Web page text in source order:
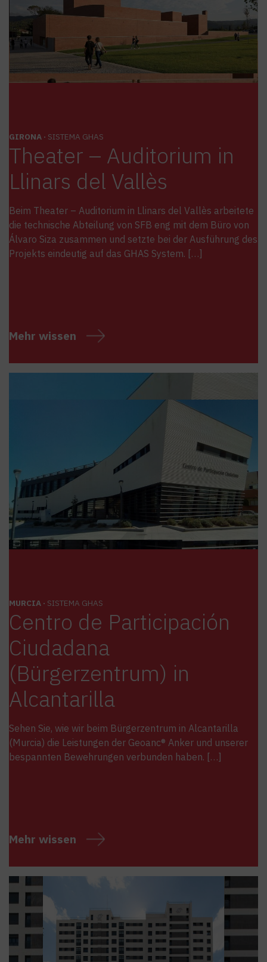
GIRONA · SISTEMA GHAS
Theater – Auditorium in
Llinars del Vallès
Beim Theater – Auditorium in Llinars del Vallès arbeitete
die technische Abteilung von SFB eng mit dem Büro von
Álvaro Siza zusammen und setzte bei der Ausführung des
Projekts eindeutig auf das GHAS System. […]
Mehr wissen
MURCIA · SISTEMA GHAS
Centro de Participación
Ciudadana
(Bürgerzentrum) in
Alcantarilla
Sehen Sie, wie wir beim Bürgerzentrum in Alcantarilla
(Murcia) die Leistungen der Geoanc® Anker und unserer
bespannten Bewehrungen verbunden haben. […]
Mehr wissen